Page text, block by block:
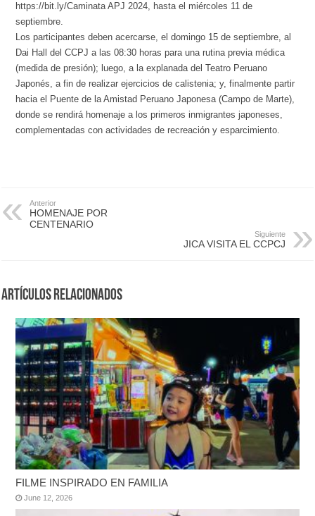
https://bit.ly/Caminata APJ 2024, hasta el miércoles 11 de
septiembre.
Los participantes deben acercarse, el domingo 15 de septiembre, al
Dai Hall del CCPJ a las 08:30 horas para una rutina previa médica
(medida de presión); luego, a la explanada del Teatro Peruano
Japonés, a fin de realizar ejercicios de calistenia; y, finalmente partir
hacia el Puente de la Amistad Peruano Japonesa (Campo de Marte),
donde se rendirá homenaje a los primeros inmigrantes japoneses,
complementadas con actividades de recreación y esparcimiento.
Anterior
HOMENAJE POR
CENTENARIO
Siguiente
JICA VISITA EL CCPCJ
Artículos Relacionados
FILME INSPIRADO EN FAMILIA
June 12, 2026